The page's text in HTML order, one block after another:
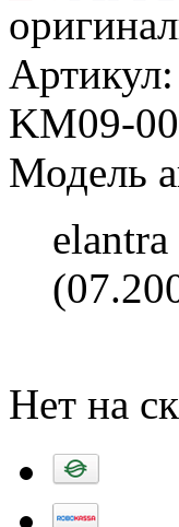
Артикул:
KM09-
Модель
Нет на